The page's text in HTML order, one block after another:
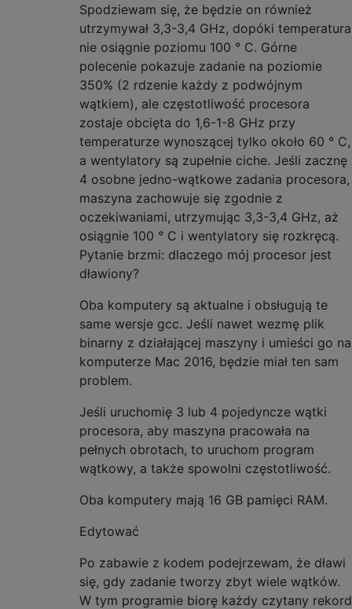
Spodziewam się, że będzie on również
utrzymywał 3,3-3,4 GHz, dopóki temperatura
nie osiągnie poziomu 100 ° C. Górne
polecenie pokazuje zadanie na poziomie
350% (2 rdzenie każdy z podwójnym
wątkiem), ale częstotliwość procesora
zostaje obcięta do 1,6-1-8 GHz przy
temperaturze wynoszącej tylko około 60 ° C,
a wentylatory są zupełnie ciche. Jeśli zacznę
4 osobne jedno-wątkowe zadania procesora,
maszyna zachowuje się zgodnie z
oczekiwaniami, utrzymując 3,3-3,4 GHz, aż
osiągnie 100 ° C i wentylatory się rozkręcą.
Pytanie brzmi: dlaczego mój procesor jest
dławiony?
Oba komputery są aktualne i obsługują te
same wersje gcc. Jeśli nawet wezmę plik
binarny z działającej maszyny i umieści go na
komputerze Mac 2016, będzie miał ten sam
problem.
Jeśli uruchomię 3 lub 4 pojedyncze wątki
procesora, aby maszyna pracowała na
pełnych obrotach, to uruchom program
wątkowy, a także spowolni częstotliwość.
Oba komputery mają 16 GB pamięci RAM.
Edytować
Po zabawie z kodem podejrzewam, że dławi
się, gdy zadanie tworzy zbyt wiele wątków.
W tym programie biorę każdy czytany rekord